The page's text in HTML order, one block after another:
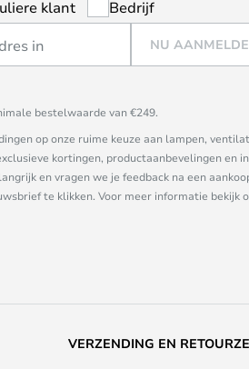
klant Bedrijf
NU
bestelwaarde van €249.
op onze ruime keuze aan lampen,
kortingen, productaanbevelingen en
en vragen we je feedback na een
te klikken. Voor meer informatie bekijk
VERZENDING EN